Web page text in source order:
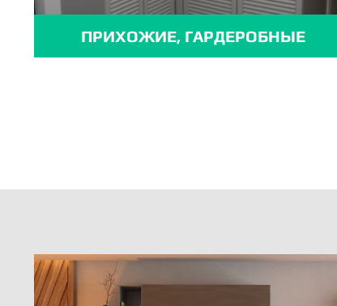
ПРИХОЖИЕ, ГАРДЕРОБНЫЕ